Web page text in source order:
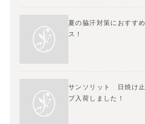
夏の脇汗対策におすす
ス！
サンソリット 日焼け止
プ入荷しました！